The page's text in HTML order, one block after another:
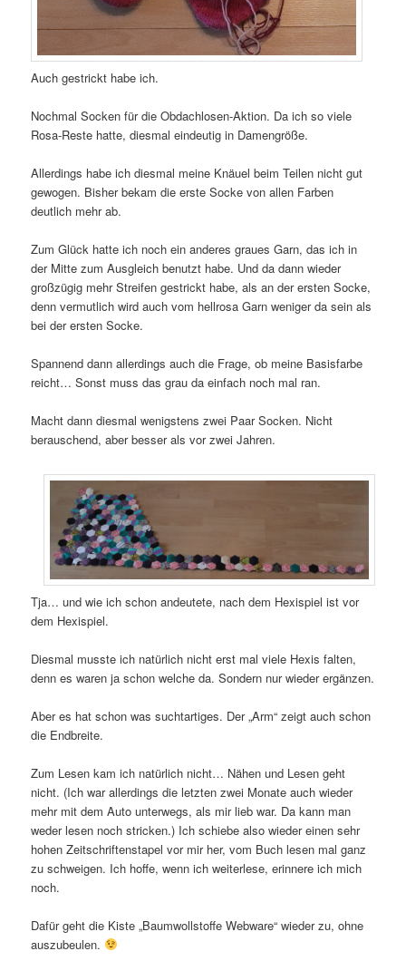
Auch gestrickt habe ich.
Nochmal Socken für die Obdachlosen-Aktion. Da ich so viele
Rosa-Reste hatte, diesmal eindeutig in Damengröße.
Allerdings habe ich diesmal meine Knäuel beim Teilen nicht gut
gewogen. Bisher bekam die erste Socke von allen Farben
deutlich mehr ab.
Zum Glück hatte ich noch ein anderes graues Garn, das ich in
der Mitte zum Ausgleich benutzt habe. Und da dann wieder
großzügig mehr Streifen gestrickt habe, als an der ersten Socke,
denn vermutlich wird auch vom hellrosa Garn weniger da sein als
bei der ersten Socke.
Spannend dann allerdings auch die Frage, ob meine Basisfarbe
reicht… Sonst muss das grau da einfach noch mal ran.
Macht dann diesmal wenigstens zwei Paar Socken. Nicht
berauschend, aber besser als vor zwei Jahren.
Tja… und wie ich schon andeutete, nach dem Hexispiel ist vor
dem Hexispiel.
Diesmal musste ich natürlich nicht erst mal viele Hexis falten,
denn es waren ja schon welche da. Sondern nur wieder ergänzen.
Aber es hat schon was suchtartiges. Der „Arm“ zeigt auch schon
die Endbreite.
Zum Lesen kam ich natürlich nicht… Nähen und Lesen geht
nicht. (Ich war allerdings die letzten zwei Monate auch wieder
mehr mit dem Auto unterwegs, als mir lieb war. Da kann man
weder lesen noch stricken.) Ich schiebe also wieder einen sehr
hohen Zeitschriftenstapel vor mir her, vom Buch lesen mal ganz
zu schweigen. Ich hoffe, wenn ich weiterlese, erinnere ich mich
noch.
Dafür geht die Kiste „Baumwollstoffe Webware“ wieder zu, ohne
auszubeulen.